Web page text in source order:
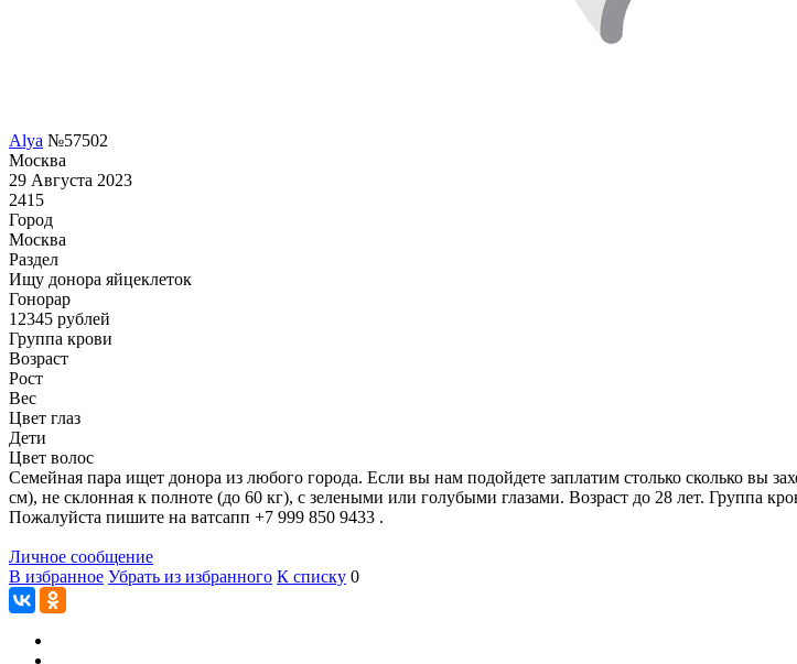
Alya №57502
Москва
29 Августа 2023
2415
Город
Москва
Раздел
Ищу донора яйцеклеток
Гонoрар
12345 рублей
Группа крови
Возраст
Рост
Вес
Цвет глаз
Дети
Цвет волос
Семейная пара ищет донора из любого города. Если вы нам подойдете заплатим столько сколько вы
см), не склонная к полноте (до 60 кг), с зелеными или голубыми глазами. Возраст до 28 лет. Группа
Пожалуйста пишите на ватсапп +7 999 850 9433 .
Личное сообщение
В избранное Убрать из избранного К списку 0